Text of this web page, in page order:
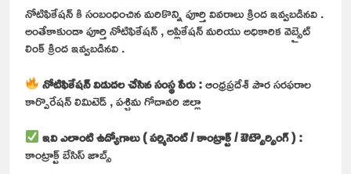
నోటిఫికేషన్ కి సంబంధించిన మరికొన్ని పూర్తి వివరాలు క్రింద ఇవ్వబడినవి .
అంతేకాకుండా పూర్తి నోటిఫికేషన్ , అప్లికేషన్ మరియు అధికారిక వెబ్సైట్
లింక్ క్రింద ఇవ్వబడినవి .
నోటిఫికేషన్ విడుదల చేసిన సంస్థ పేరు :ఆంధ్రప్రదేశ్ పౌర సరఫరాల
కార్పొరేషన్ లిమిటెడ్ , పశ్చిమ గోదావరి జిల్లా
ఇవి ఎలాంటి ఉద్యోగాలు ( పర్మినెంట్ / కాంట్రాక్ట్ / ఔట్సౌర్సింగ్ ) :
కాంట్రాక్ట్ బేసిస్ జాబ్స్